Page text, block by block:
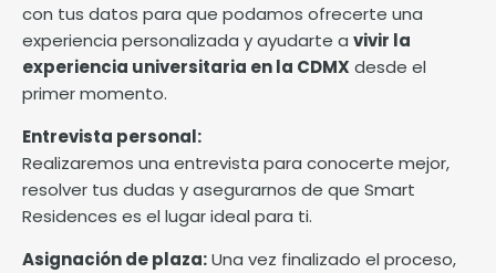
con tus datos para que podamos ofrecerte una
experiencia personalizada y ayudarte a vivir la
experiencia universitaria en la CDMX desde el
primer momento.
Entrevista personal:
Realizaremos una entrevista para conocerte mejor,
resolver tus dudas y asegurarnos de que Smart
Residences es el lugar ideal para ti.
Asignación de plaza:Una vez finalizado el proceso,